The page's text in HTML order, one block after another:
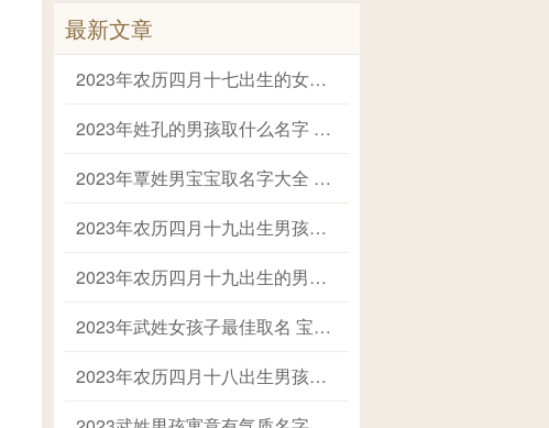
洛、奕谨、君然、明
杨、冠泽、晓锋、
最新文章
2023年农历四月十七出生的女宝取名字 女宝宝名字大全2023属兔
2023年姓孔的男孩取什么名字 爸爸姓孔给宝宝取名
2023年覃姓男宝宝取名字大全 姓覃的宝宝名字大全
2023年农历四月十九出生男孩霸气有内涵的名字 兔宝宝起名字大全男孩生辰八字起名
2023年农历四月十九出生的男孩起名字推荐 兔年男孩名字2023年名字大全
2023年武姓女孩子最佳取名 宝宝姓武叫什么名字好
2023年农历四月十八出生男孩大气高雅的名字 2023年男孩姓名大全